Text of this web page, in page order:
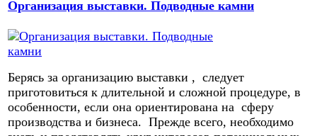
Организация выставки. Подводные камни
Берясь за организацию выставки , следует
приготовиться к длительной и сложной процедуре, в
особенности, если она ориентирована на сферу
производства и бизнеса. Прежде всего, необходимо